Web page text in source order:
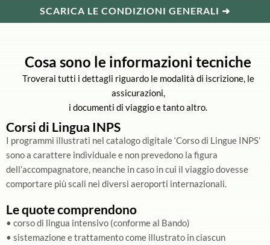
SCARICA LE CONDIZIONI GENERALI ➜
Cosa sono le informazioni tecniche
Troverai tutti i dettagli riguardo le modalità di iscrizione, le
assicurazioni,
i documenti di viaggio e tanto altro.
Corsi di Lingua INPS
I programmi illustrati nel catalogo digitale ‘Corso di Lingue INPS’
sono a carattere individuale e non prevedono la figura
dell’accompagnatore, neanche in caso in cui il viaggio dovesse
comportare più scali nei diversi aeroporti internazionali.
Le quote comprendono
• corso di lingua intensivo (conforme al Bando)
• sistemazione e trattamento come illustrato in ciascun